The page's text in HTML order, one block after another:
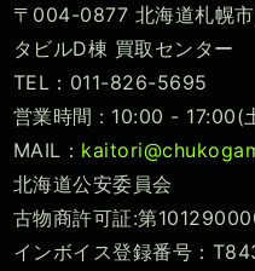
〒004-0877 北海道札幌
タビルD棟 買取センター
TEL：011-826-5695
営業時間 : 10:00 - 17:00(
MAIL：
北海道公安委員会
古物商許可証:第
インボイス登録番号：